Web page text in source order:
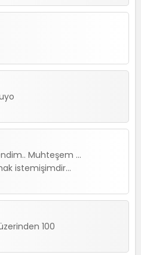
Muhteşem ...
istemişimdir...
100